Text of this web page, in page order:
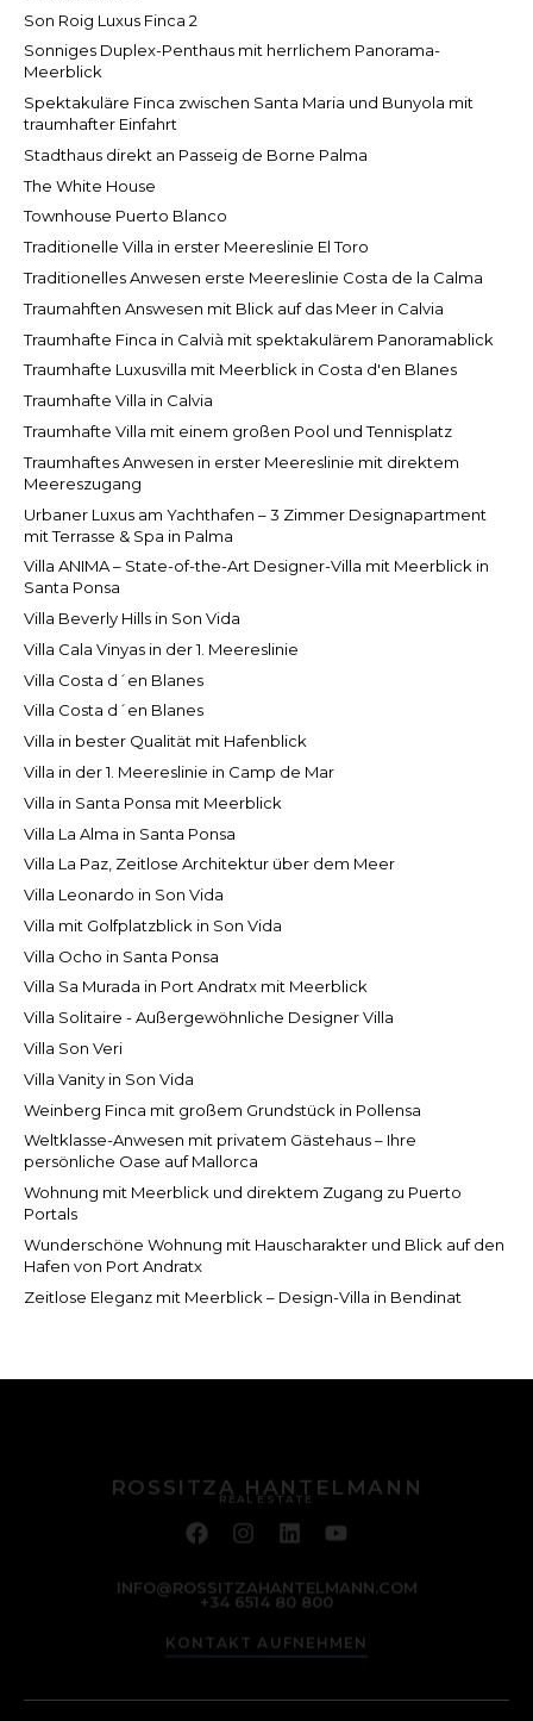
Son Roig Luxus Finca 2
Sonniges Duplex-Penthaus mit herrlichem Panorama-
Meerblick
Spektakuläre Finca zwischen Santa Maria und Bunyola mit
traumhafter Einfahrt
Stadthaus direkt an Passeig de Borne Palma
The White House
Townhouse Puerto Blanco
Traditionelle Villa in erster Meereslinie El Toro
Traditionelles Anwesen erste Meereslinie Costa de la Calma
Traumahften Answesen mit Blick auf das Meer in Calvia
Traumhafte Finca in Calvià mit spektakulärem Panoramablick
Traumhafte Luxusvilla mit Meerblick in Costa d'en Blanes
Traumhafte Villa in Calvia
Traumhafte Villa mit einem großen Pool und Tennisplatz
Traumhaftes Anwesen in erster Meereslinie mit direktem
Meereszugang
Urbaner Luxus am Yachthafen – 3 Zimmer Designapartment
mit Terrasse & Spa in Palma
Villa ANIMA – State-of-the-Art Designer-Villa mit Meerblick in
Santa Ponsa
Villa Beverly Hills in Son Vida
Villa Cala Vinyas in der 1. Meereslinie
Villa Costa d´en Blanes
Villa Costa d´en Blanes
Villa in bester Qualität mit Hafenblick
Villa in der 1. Meereslinie in Camp de Mar
Villa in Santa Ponsa mit Meerblick
Villa La Alma in Santa Ponsa
Villa La Paz, Zeitlose Architektur über dem Meer
Villa Leonardo in Son Vida
Villa mit Golfplatzblick in Son Vida
Villa Ocho in Santa Ponsa
Villa Sa Murada in Port Andratx mit Meerblick
Villa Solitaire - Außergewöhnliche Designer Villa
Villa Son Veri
Villa Vanity in Son Vida
Weinberg Finca mit großem Grundstück in Pollensa
Weltklasse-Anwesen mit privatem Gästehaus – Ihre
persönliche Oase auf Mallorca
Wohnung mit Meerblick und direktem Zugang zu Puerto
Portals
Wunderschöne Wohnung mit Hauscharakter und Blick auf den
Hafen von Port Andratx
Zeitlose Eleganz mit Meerblick – Design-Villa in Bendinat
ROSSITZA HANTELMANN
REAL ESTATE
INFO@ROSSITZAHANTELMANN.COM
+34 6514 80 800
KONTAKT AUFNEHMEN